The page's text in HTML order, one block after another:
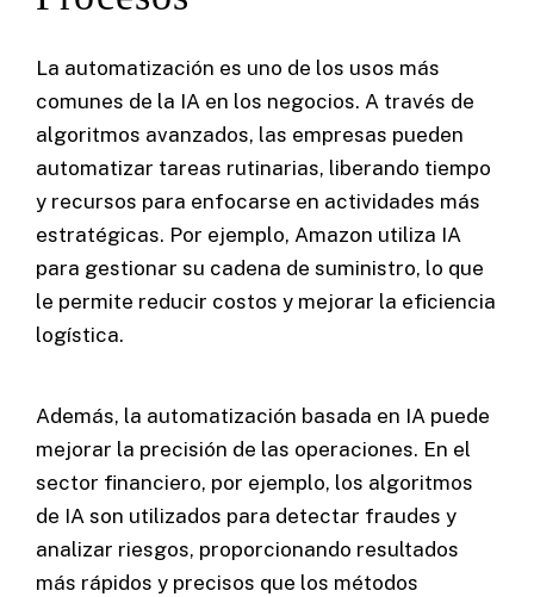
La automatización es uno de los usos más
comunes de la IA en los negocios. A través de
algoritmos avanzados, las empresas pueden
automatizar tareas rutinarias, liberando tiempo
y recursos para enfocarse en actividades más
estratégicas. Por ejemplo, Amazon utiliza IA
para gestionar su cadena de suministro, lo que
le permite reducir costos y mejorar la eficiencia
logística.
Además, la automatización basada en IA puede
mejorar la precisión de las operaciones. En el
sector financiero, por ejemplo, los algoritmos
de IA son utilizados para detectar fraudes y
analizar riesgos, proporcionando resultados
más rápidos y precisos que los métodos